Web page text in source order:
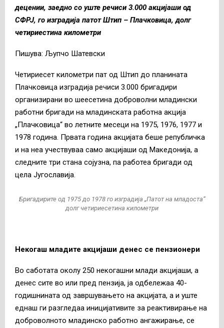
децении, заедно со уште речиси 3.000 акцијаши од
СФРЈ, го изградија патот Штип – Плачковица, долг
четириестина километри
Пишува: Љупчо Шатевски
Четириесет километри пат од Штип до планината
Плачковица изградија речиси 3.000 бригадири
организирани во шеесетина доброволни младински
работни бригади на младинската работна акција
„Плачковица“ во летните месеци на 1975, 1976, 1977 и
1978 година. Првата година акцијата беше републичка
и на неа учествуваа само акцијаши од Македонија, а
следните три стана сојузна, па работеа бригади од
цела Југославија.
Бригадирите од 1975 до 1978 го изградија „Патот на младоста“
долг четириесетина километри
Некогаш младите акцијаши денес се пензионери
Во саботата околу 250 некогашни млади акцијаши, а
денес сите во или пред пензија, ја одбележаа 40-
годишнината од завршувањето на акцијата, а и уште
еднаш ги разгледаа иницијативите за реактивирање на
доброволното младинско работно ангажирање, се